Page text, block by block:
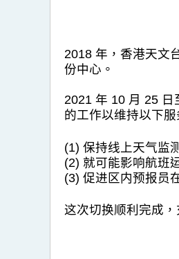
2018 年，香港天文
份中心。
2021 年 10 月 25
的工作以维持以下服
(1) 保持线上天气监
(2) 就可能影响航班
(3) 促进区内预报员
这次切换顺利完成